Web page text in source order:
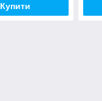
Купити